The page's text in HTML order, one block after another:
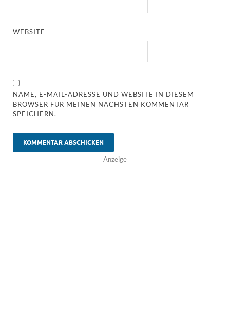
WEBSITE
NAME, E-MAIL-ADRESSE UND WEBSITE IN DIESEM
BROWSER FÜR MEINEN NÄCHSTEN KOMMENTAR
SPEICHERN.
Anzeige